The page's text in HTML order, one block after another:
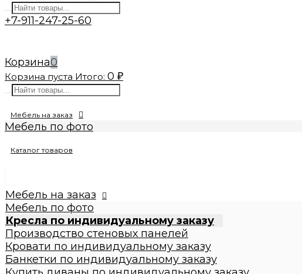
+7-911-247-25-60
Корзина0
Корзина пуста Итого: 0 ₽
Мебель на заказ
Мебель по фото
Кресла по индивидуальному заказу
Банкетки по индивидуальному заказу
Купить диваны по индивидуальному заказу
Стулья по индивидуальному заказу
Пуфы по индивидуальному заказу
Пуфы
Круглые пуфы
Большие 60x60x50см
Каталог товаров
Мебель на заказ
Мебель по фото
Кресла по индивидуальному заказу
Производство стеновых панелей
Кровати по индивидуальному заказу
Банкетки по индивидуальному заказу